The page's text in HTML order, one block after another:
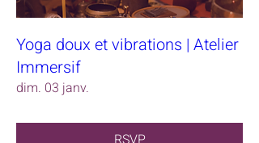
Yoga doux et vibrations | Atelier
Immersif
dim. 03 janv.